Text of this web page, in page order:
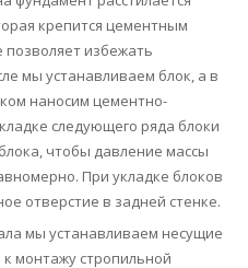
крепится цементным
избежать
мы устанавливаем блок, а в
наносим цементно-
следующего ряда блоки
чтобы давление массы
При укладке блоков
отверстие в задней стенке.
мы устанавливаем несущие
монтажу стропильной